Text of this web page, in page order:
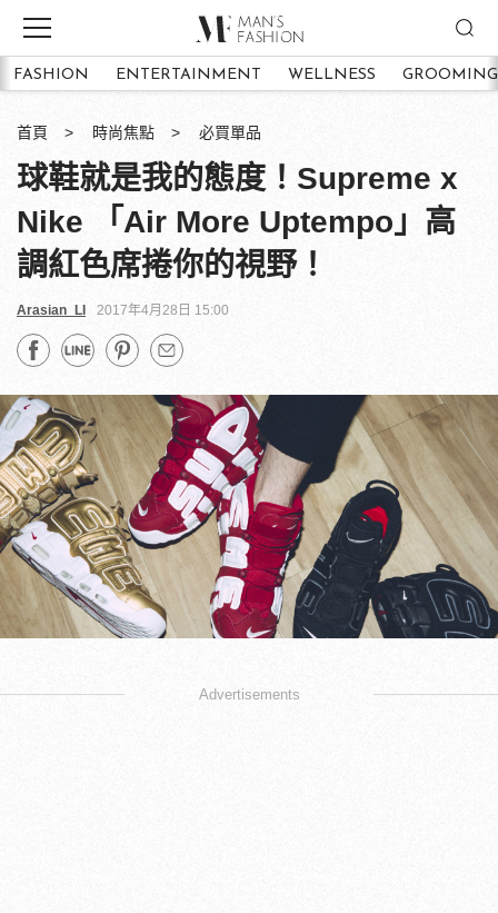
FASHION ENTERTAINMENT WELLNESS GROOMING
首頁 時尚焦點 必買單品
球鞋就是我的態度！Supreme x
Nike 「Air More Uptempo」高
調紅色席捲你的視野！
Arasian_LI 2017年4月28日 15:00
Advertisements